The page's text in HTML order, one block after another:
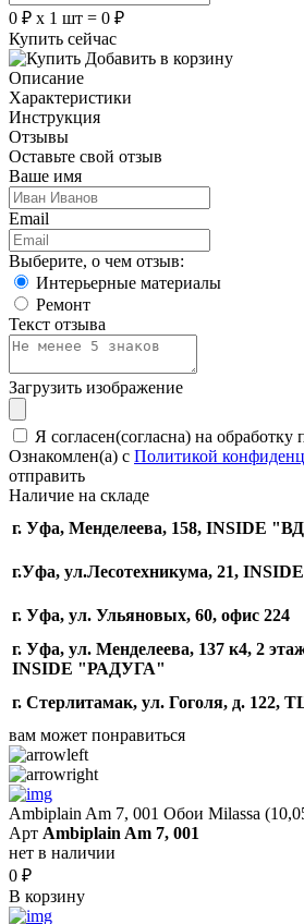
0 ₽ х 1 шт = 0 ₽
Купить сейчас
Добавить в корзину
Описание
Характеристики
Инструкция
Отзывы
Оставьте свой отзыв
Ваше имя
Email
Выберите, о чем отзыв:
Интерьерные материалы
Ремонт
Текст отзыва
Загрузить изображение
Я согласен(согласна) на
Ознакомлен(а) с Политикой
отправить
Наличие на складе
г. Уфа, Менделеева, 158, INSIDE
г.Уфа, ​ул.Лесотехникума, 21, INSIDE
г. Уфа, ул. Ульяновых, 60, офис 224
г. Уфа, ул. Менделеева, 137 к4, ​2
INSIDE "РАДУГА"
г. Стерлитамак, ул. Гоголя, д. 122,
вам может понравиться
Ambiplain Am 7, 001 Обои Milassa
Арт Ambiplain Am 7, 001
нет в наличии
0 ₽
В корзину